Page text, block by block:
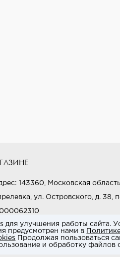
143360, Московская
ул. Островского, д. 38,
97-97
для улучшения работы сайта.
предусмотрен нами в
Продолжая пользоваться
и обработку файлов